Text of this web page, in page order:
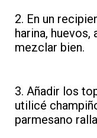
2. En un
harina, huevos,
mezclar bien.
3. Añadir los
utilicé
parmesano